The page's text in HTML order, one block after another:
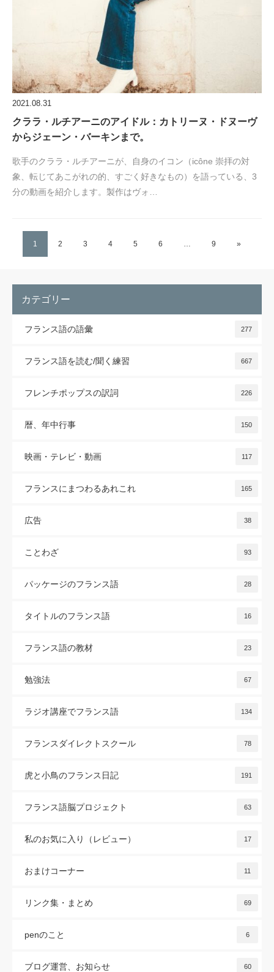
2021.08.31
クララ・ルチアーニのアイドル：カトリーヌ・ドヌーヴ
からジェーン・バーキンまで。
歌手のクララ・ルチアーニが、自身のイコン（icône 崇拝の対
象、転じてあこがれの的、すごく好きなもの）を語っている、3
分の動画を紹介します。製作はヴォ…
1 2 3 4 5 6 … 9 »
カテゴリー
フランス語の語彙 277
フランス語を読む/聞く練習 667
フレンチポップスの訳詞 226
暦、年中行事 150
映画・テレビ・動画 117
フランスにまつわるあれこれ 165
広告 38
ことわざ 93
パッケージのフランス語 28
タイトルのフランス語 16
フランス語の教材 23
勉強法 67
ラジオ講座でフランス語 134
フランスダイレクトスクール 78
虎と小鳥のフランス日記 191
フランス語脳プロジェクト 63
私のお気に入り（レビュー） 17
おまけコーナー 11
リンク集・まとめ 69
penのこと 6
ブログ運営、お知らせ 60